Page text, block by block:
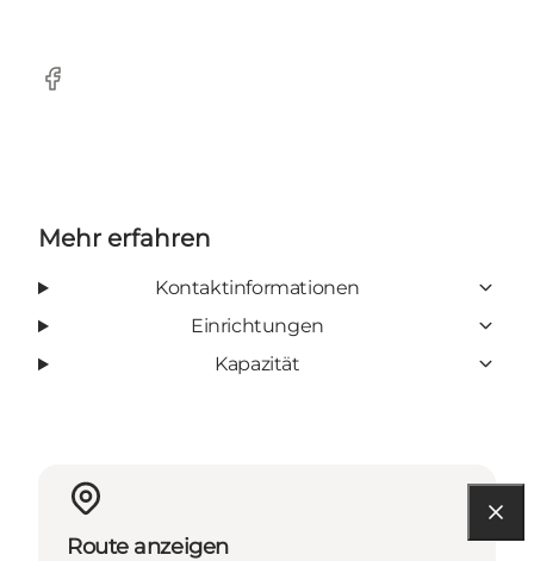
Facebook
Mehr erfahren
Kontaktinformationen
Einrichtungen
Kapazität
Route anzeigen